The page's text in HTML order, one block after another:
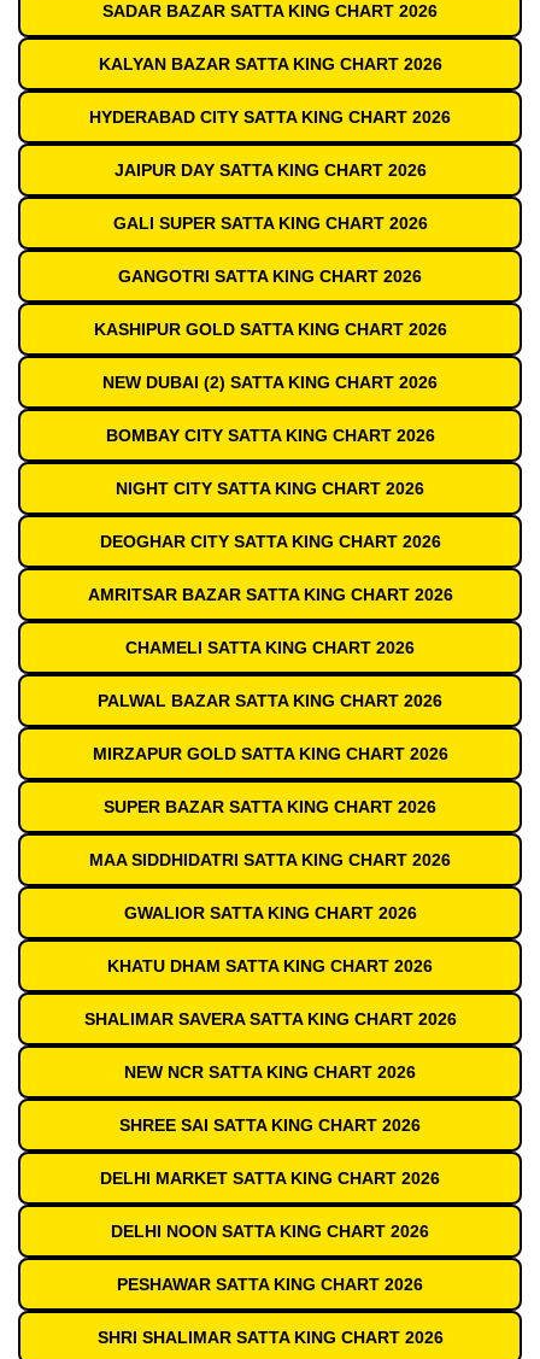
SADAR BAZAR SATTA KING CHART 2026
KALYAN BAZAR SATTA KING CHART 2026
HYDERABAD CITY SATTA KING CHART 2026
JAIPUR DAY SATTA KING CHART 2026
GALI SUPER SATTA KING CHART 2026
GANGOTRI SATTA KING CHART 2026
KASHIPUR GOLD SATTA KING CHART 2026
NEW DUBAI (2) SATTA KING CHART 2026
BOMBAY CITY SATTA KING CHART 2026
NIGHT CITY SATTA KING CHART 2026
DEOGHAR CITY SATTA KING CHART 2026
AMRITSAR BAZAR SATTA KING CHART 2026
CHAMELI SATTA KING CHART 2026
PALWAL BAZAR SATTA KING CHART 2026
MIRZAPUR GOLD SATTA KING CHART 2026
SUPER BAZAR SATTA KING CHART 2026
MAA SIDDHIDATRI SATTA KING CHART 2026
GWALIOR SATTA KING CHART 2026
KHATU DHAM SATTA KING CHART 2026
SHALIMAR SAVERA SATTA KING CHART 2026
NEW NCR SATTA KING CHART 2026
SHREE SAI SATTA KING CHART 2026
DELHI MARKET SATTA KING CHART 2026
DELHI NOON SATTA KING CHART 2026
PESHAWAR SATTA KING CHART 2026
SHRI SHALIMAR SATTA KING CHART 2026